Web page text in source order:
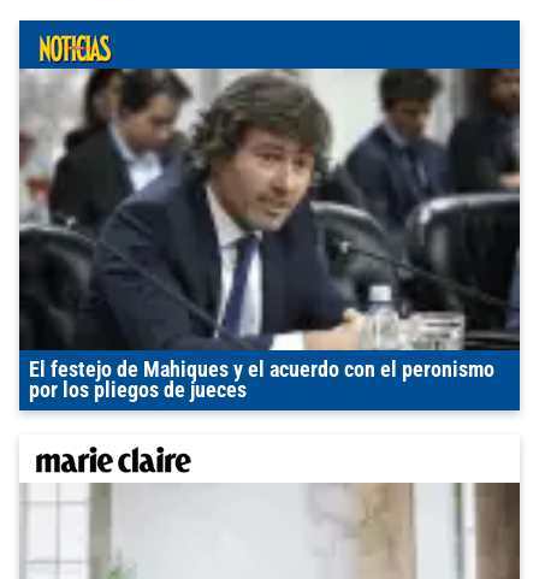
El festejo de Mahiques y el acuerdo con el peronismo
por los pliegos de jueces